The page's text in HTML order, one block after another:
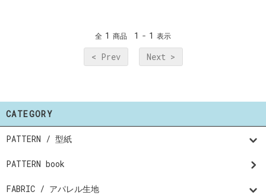
全 1 商品 1 - 1 表示
< Prev Next >
CATEGORY
PATTERN / 型紙
PATTERN book
FABRIC / アパレル生地